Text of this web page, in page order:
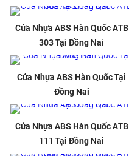
Cửa Nhựa ABS Hàn Quốc ATB
303 Tại Đồng Nai
Cửa Nhựa ABS Hàn Quốc Tại
Đồng Nai
Cửa Nhựa ABS Hàn Quốc ATB
111 Tại Đồng Nai